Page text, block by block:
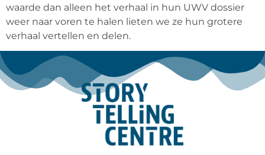
waarde dan alleen het verhaal in hun UWV dossier
weer naar voren te halen lieten we ze hun grotere
verhaal vertellen en delen.